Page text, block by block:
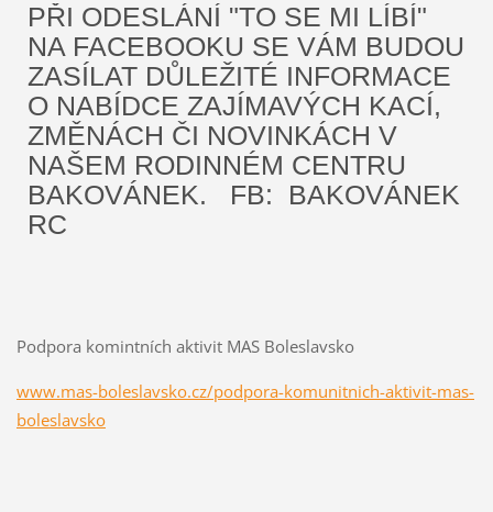
PŘI ODESLÁNÍ "TO SE MI LÍBÍ"
NA FACEBOOKU SE VÁM BUDOU
ZASÍLAT DŮLEŽITÉ INFORMACE
O NABÍDCE ZAJÍMAVÝCH KACÍ,
ZMĚNÁCH ČI NOVINKÁCH V
NAŠEM RODINNÉM CENTRU
BAKOVÁNEK. FB: BAKOVÁNEK
RC
Podpora komintních aktivit MAS Boleslavsko
www.mas-boleslavsko.cz/podpora-komunitnich-aktivit-mas-
boleslavsko